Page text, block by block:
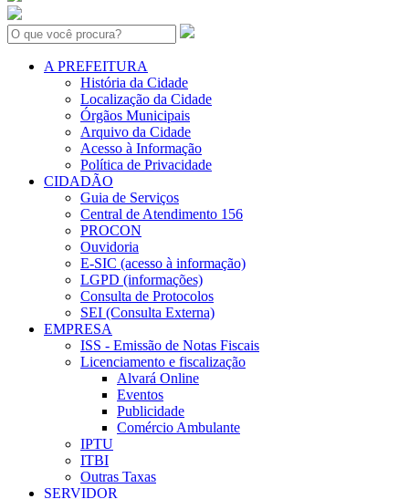
Search:
A PREFEITURA
História da Cidade
Localização da Cidade
Órgãos Municipais
Arquivo da Cidade
Acesso à Informação
Política de Privacidade
CIDADÃO
Guia de Serviços
Central de Atendimento 156
PROCON
Ouvidoria
E-SIC (acesso à informação)
LGPD (informações)
Consulta de Protocolos
SEI (Consulta Externa)
EMPRESA
ISS - Emissão de Notas Fiscais
Licenciamento e fiscalização
Alvará Online
Eventos
Publicidade
Comércio Ambulante
IPTU
ITBI
Outras Taxas
SERVIDOR